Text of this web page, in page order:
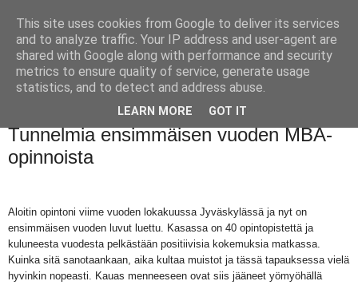
Tunnelmia ensimmäisen vuoden MBA-
opinnoista
Aloitin opintoni viime vuoden lokakuussa Jyväskylässä ja nyt on
ensimmäisen vuoden luvut luettu. Kasassa on 40 opintopistettä ja
kuluneesta vuodesta pelkästään positiivisia kokemuksia matkassa.
Kuinka sitä sanotaankaan, aika kultaa muistot ja tässä tapauksessa vielä
hyvinkin nopeasti. Kauas menneeseen ovat siis jääneet yömyöhällä
This site uses cookies from Google to deliver its services
and to analyze traffic. Your IP address and user-agent are
shared with Google along with performance and security
metrics to ensure quality of service, generate usage
statistics, and to detect and address abuse.
LEARN MORE GOT IT